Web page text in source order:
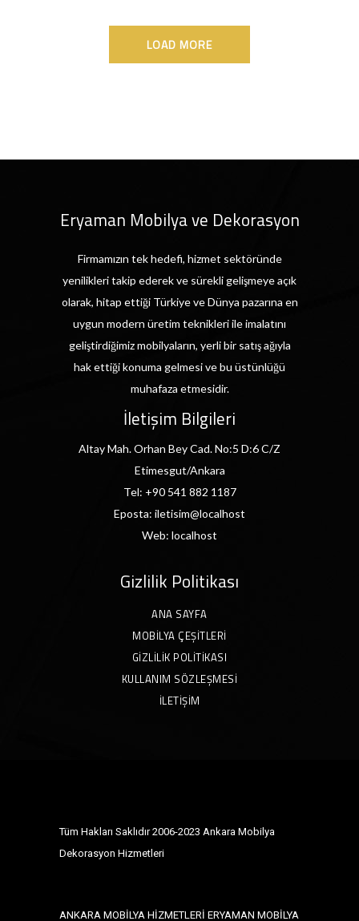
LOAD MORE
Eryaman Mobilya ve Dekorasyon
Firmamızın tek hedefi, hizmet sektöründe
yenilikleri takip ederek ve sürekli gelişmeye açık
olarak, hitap ettiği Türkiye ve Dünya pazarına en
uygun modern üretim teknikleri ile imalatını
geliştirdiğimiz mobilyaların, yerli bir satış ağıyla
hak ettiği konuma gelmesi ve bu üstünlüğü
muhafaza etmesidir.
İletişim Bilgileri
Altay Mah. Orhan Bey Cad. No:5 D:6 C/Z
Etimesgut/Ankara
Tel: +90 541 882 1187
Eposta: iletisim@localhost
Web: localhost
Gizlilik Politikası
ANA SAYFA
MOBILYA ÇEŞITLERI
GIZLILIK POLITIKASI
KULLANIM SÖZLEŞMESI
İLETIŞIM
Tüm Hakları Saklıdır 2006-2023 Ankara Mobilya
Dekorasyon Hizmetleri
ANKARA MOBİLYA HİZMETLERİ ERYAMAN MOBİLYA